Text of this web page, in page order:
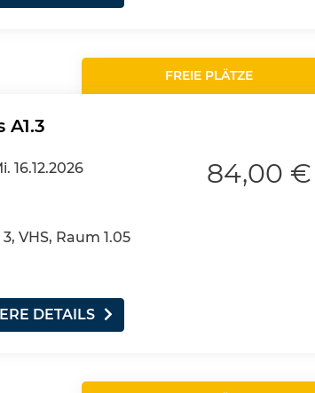
FREIE PLÄTZE
16.12.2026
VHS, Raum 1.05
84,00 €
DETAILS